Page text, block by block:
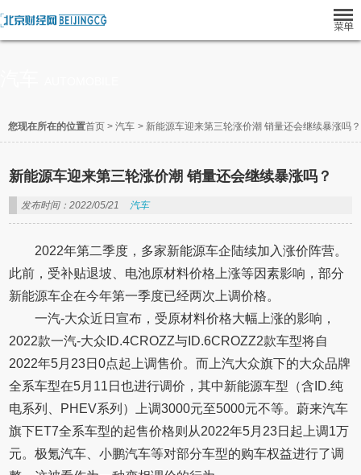
您现在所在的位置首页 > 汽车 > 新能源车迎来第三轮涨价潮 销量还会继续暴涨吗？
新能源车迎来第三轮涨价潮 销量还会继续暴涨吗？
发布时间：2022/05/21 汽车
2022年第二季度，多家新能源车企陆续加入涨价阵营。
此前，受补贴退坡、电池原材料价格上涨等因素影响，部分
新能源车企在今年第一季度已经两次上调价格。
一汽-大众近日宣布，受原材料价格大幅上涨的影响，
2022款一汽-大众ID.4CROZZ与ID.6CROZZ2款车型将自
2022年5月23日0点起上调售价。而上汽大众旗下的大众品牌
全系车型在5月11日也进行调价，其中新能源车型（含ID.纯
电系列、PHEV系列）上调3000元至5000元不等。蔚来汽车
旗下ET7全系车型的起售价格则从2022年5月23日起上调1万
元。极氪汽车、小鹏汽车等对部分车型的购车权益进行了调